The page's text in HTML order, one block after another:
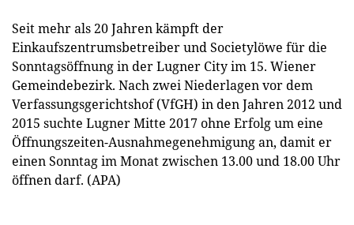
Seit mehr als 20 Jahren kämpft der
Einkaufszentrumsbetreiber und Societylöwe für die
Sonntagsöffnung in der Lugner City im 15. Wiener
Gemeindebezirk. Nach zwei Niederlagen vor dem
Verfassungsgerichtshof (VfGH) in den Jahren 2012 und
2015 suchte Lugner Mitte 2017 ohne Erfolg um eine
Öffnungszeiten-Ausnahmegenehmigung an, damit er
einen Sonntag im Monat zwischen 13.00 und 18.00 Uhr
öffnen darf. (APA)